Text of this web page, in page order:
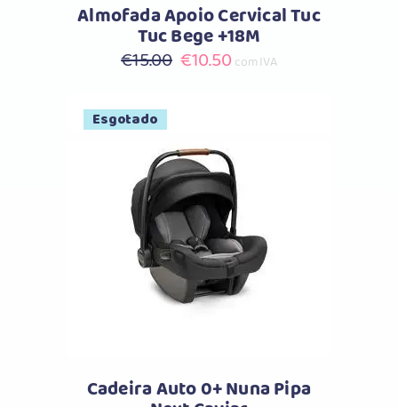
Almofada Apoio Cervical Tuc
Tuc Bege +18M
€15.00 O
€15.00.
€10.50O
€10.50.
com IVA
Esgotado
Comprar
Cadeira Auto 0+ Nuna Pipa